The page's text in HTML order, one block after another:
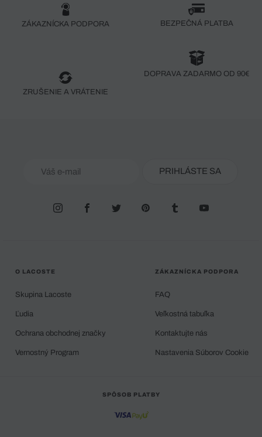
ZÁKAZNÍCKA PODPORA BEZPEČNÁ PLATBA
ZRUŠENIE A VRÁTENIE
DOPRAVA ZADARMO OD 90€
PRIHLÁSTE SA
O LACOSTE
Skupina Lacoste
Ľudia
Ochrana obchodnej značky
Vernostný Program
ZÁKAZNÍCKA PODPORA
FAQ
Veľkostná tabuľka
Kontaktujte nás
Nastavenia Súborov Cookie
SPÔSOB PLATBY